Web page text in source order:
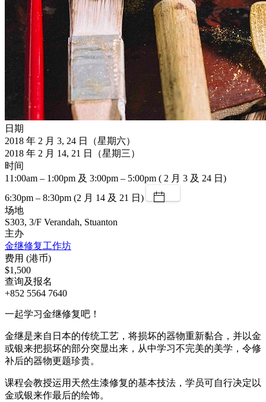
日期
2018 年 2 月 3, 24 日（星期六）
2018 年 2 月 14, 21 日（星期三）
时间
11:00am – 1:00pm 及 3:00pm – 5:00pm ( 2 月 3 及 24 日)
6:30pm – 8:30pm (2 月 14 及 21 日)
场地
S303, 3/F Verandah, Stuanton
主办
金继修复工作坊
费用 (港币)
$1,500
查询及报名
+852 5564 7640
一起学习金继修复吧！
金继是来自日本的传统工艺，将损坏的器物重新黏合，并以金
或银来把损坏的部分突显出来，从中学习不完美的美学，令修
补后的器物更题珍贵。
课程会教授运用天然生漆修复的基本技法，学员可自行决定以
金或银来作最后的绘饰。